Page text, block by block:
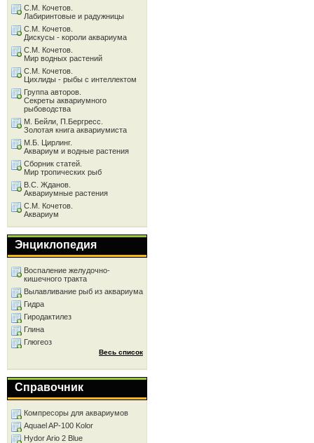
С.М. Кочетов.
Лабиринтовые и радужницы
С.М. Кочетов.
Дискусы - короли аквариума
С.М. Кочетов.
Мир водных растений
С.М. Кочетов.
Цихлиды - рыбы с интеллектом
Группа авторов.
Секреты аквариумного
рыбоводства
М. Бейли, П.Бергресс.
Золотая книга аквариумиста
М.Б. Цирлинг.
Аквариум и водные растения
Сборник статей.
Мир тропических рыб
В.С. Жданов.
Аквариумные растения
С.М. Кочетов.
Аквариум
Энциклопедия
Воспаление желудочно-
кишечного тракта
Вылавливание рыб из аквариума
Гидра
Гиродактилез
Глина
Глюгеоз
Весь список
Справочник
Компресоры для аквариумов
Aquael AP-100 Kolor
Hydor Ario 2 Blue